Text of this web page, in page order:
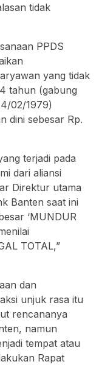
tidak
PPDS
yang tidak
tahun (gabung
02/1979)
dini sebesar Rp.
terjadi pada
dari aliansi
Direktur utama
Banten saat ini
‘MUNDUR
TOTAL,”
dan
unjuk rasa itu
rencananya
namun
tempat atau
Rapat